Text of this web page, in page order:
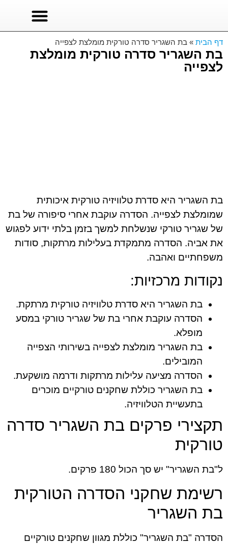
דף הבית » בת השגריר סדרה טורקית מומלצת לצפייה
בת השגריר סדרה טורקית מומלצת
לצפייה
בת השגריר היא סדרת טלוויזיה טורקית איכותית
שמומלצת לצפייה. הסדרה עוקבת אחרי סיפורה של בת
של שגריר טורקי שנשלחת למשך בזמן בלתי ידוע לפגוש
את אביה. הסדרה מתמקדת בעלילות מרתקות, סודות
משפחתיים ואהבה.
נקודות מרכזיות:
בת השגריר היא סדרת טלוויזיה טורקית מרתקת.
הסדרה עוקבת אחרי בת של שגריר טורקי במסע
מופלא.
בת השגריר מומלצת לצפייה בשירותי הצפייה
המובילים.
הסדרה מציעה עלילות מרתקות ודרמה מושקעת.
בת השגריר כוללת שחקנים טורקיים מוכרים
בתעשיית הטלוויזיה.
תקצירי פרקים בת השגריר סדרה
טורקית
ל"בת השגריר" יש סך הכול 180 פרקים.
רשימת שחקני הסדרה הטורקית
בת השגריר
הסדרה "בת השגריר" כוללת מגוון שחקנים טורקיים